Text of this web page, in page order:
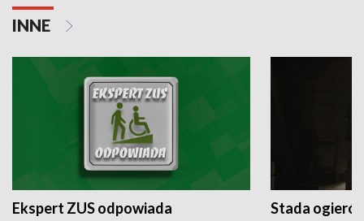
INNE
Ekspert ZUS odpowiada Stada